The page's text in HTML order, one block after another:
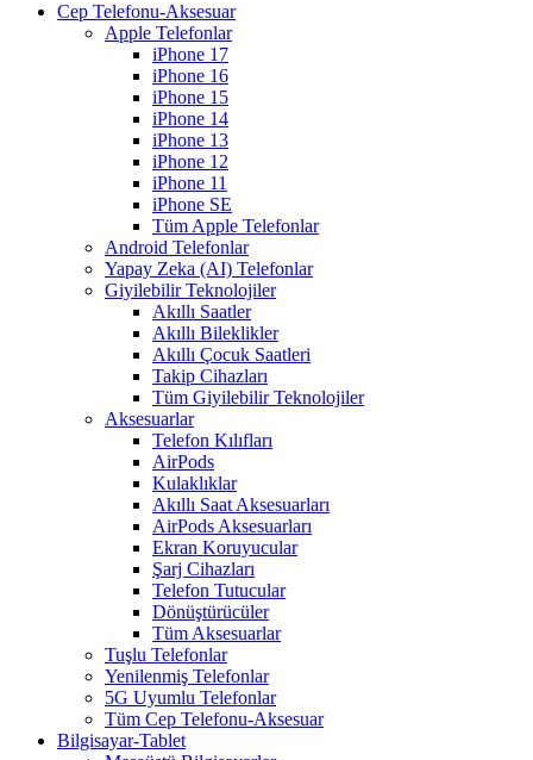
Cep Telefonu-Aksesuar
Apple Telefonlar
iPhone 17
iPhone 16
iPhone 15
iPhone 14
iPhone 13
iPhone 12
iPhone 11
iPhone SE
Tüm Apple Telefonlar
Android Telefonlar
Yapay Zeka (AI) Telefonlar
Giyilebilir Teknolojiler
Akıllı Saatler
Akıllı Bileklikler
Akıllı Çocuk Saatleri
Takip Cihazları
Tüm Giyilebilir Teknolojiler
Aksesuarlar
Telefon Kılıfları
AirPods
Kulaklıklar
Akıllı Saat Aksesuarları
AirPods Aksesuarları
Ekran Koruyucular
Şarj Cihazları
Telefon Tutucular
Dönüştürücüler
Tüm Aksesuarlar
Tuşlu Telefonlar
Yenilenmiş Telefonlar
5G Uyumlu Telefonlar
Tüm Cep Telefonu-Aksesuar
Bilgisayar-Tablet